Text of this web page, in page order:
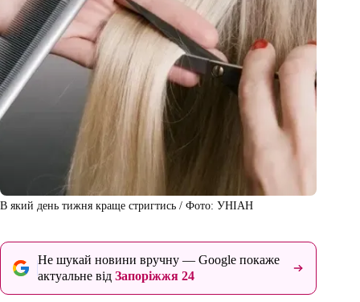
В який день тижня краще стригтись / Фото: УНІАН
Не шукай новини вручну — Google покаже
актуальне від Запоріжжя 24